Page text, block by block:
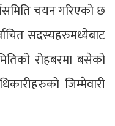
चयन गरिएको छ
सदस्यहरुमध्येबाट
रोहबरमा बसेको
जिम्मेवारी